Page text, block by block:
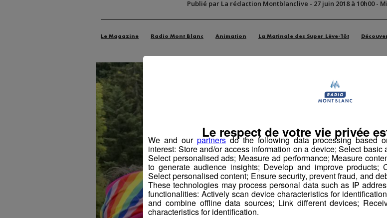
Publié par La rédaction Montblanclive - 27 juin 2018 à 10h00-
Le Magazine Radio Mont Blanc Animation La Matinale des Super Lève-Tôt
We and our partnersdo the following data processing based
interest: Store and/or access information on a device; Select
Select personalised ads; Measure ad performance; Measure
to generate audience insights; Develop and improve products;
Select personalised content; Ensure security, prevent fraud, and
These technologies may process personal data such as IP
functionalities: Actively scan device characteristics for
and combine offline data sources; Link different devices;
characteristics for identification.
Le respect de votre vie privée